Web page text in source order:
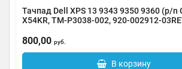
Тачпад Dell XPS 13 9343 9350 9360 (p/n
X54KR, TM-P3038-002, 920-002912-
800,00 руб.
В корзину